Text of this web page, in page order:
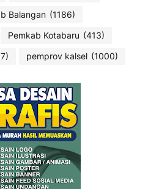
Balangan (1186)
Pemkab Kotabaru (413)
pemprov kalsel (1000)